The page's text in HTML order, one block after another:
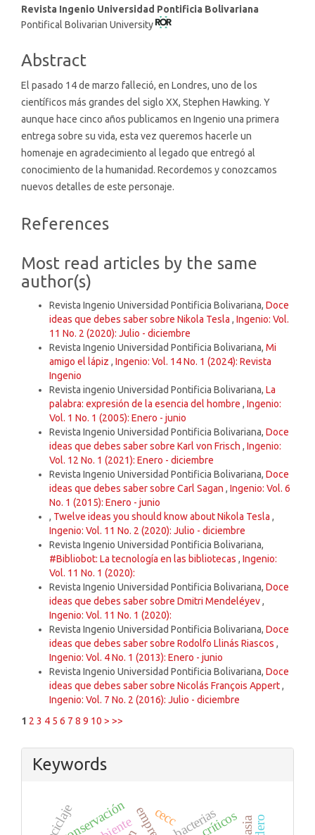
Main
Article
Revista Ingenio Universidad Pontificia Bolivariana
Pontifical Bolivarian University
Abstract
El pasado 14 de marzo falleció, en Londres, uno de los
científicos más grandes del siglo XX, Stephen Hawking. Y
aunque hace cinco años publicamos en Ingenio una primera
entrega sobre su vida, esta vez queremos hacerle un
homenaje en agradecimiento al legado que entregó al
conocimiento de la humanidad. Recordemos y conozcamos
nuevos detalles de este personaje.
Article
References
Most read articles by the same
author(s)
Revista Ingenio Universidad Pontificia Bolivariana, Doce
ideas que debes saber sobre Nikola Tesla , Ingenio: Vol.
11 No. 2 (2020): Julio - diciembre
Revista Ingenio Universidad Pontificia Bolivariana, Mi
amigo el lápiz , Ingenio: Vol. 14 No. 1 (2024): Revista
Ingenio
Revista ingenio Universidad Pontificia Bolivariana, La
palabra: expresión de la esencia del hombre , Ingenio:
Vol. 1 No. 1 (2005): Enero - junio
Revista Ingenio Universidad Pontificia Bolivariana, Doce
ideas que debes saber sobre Karl von Frisch , Ingenio:
Vol. 12 No. 1 (2021): Enero - diciembre
Revista Ingenio Universidad Pontificia Bolivariana, Doce
ideas que debes saber sobre Carl Sagan , Ingenio: Vol. 6
No. 1 (2015): Enero - junio
, Twelve ideas you should know about Nikola Tesla ,
Ingenio: Vol. 11 No. 2 (2020): Julio - diciembre
Revista Ingenio Universidad Pontificia Bolivariana,
#Bibliobot: La tecnología en las bibliotecas , Ingenio:
Vol. 11 No. 1 (2020):
Revista Ingenio Universidad Pontificia Bolivariana, Doce
ideas que debes saber sobre Dmitri Mendeléyev,
Ingenio: Vol. 11 No. 1 (2020):
Revista Ingenio Universidad Pontificia Bolivariana, Doce
ideas que debes saber sobre Rodolfo Llinás Riascos ,
Ingenio: Vol. 4 No. 1 (2013): Enero - junio
Revista Ingenio Universidad Pontificia Bolivariana, Doce
ideas que debes saber sobre Nicolás François Appert,
Ingenio: Vol. 7 No. 2 (2016): Julio - diciembre
1 2 3 4 5 6 7 8 9 10 > >>
Keywords
conservación bacterias
reciclaje cecc críticos asia